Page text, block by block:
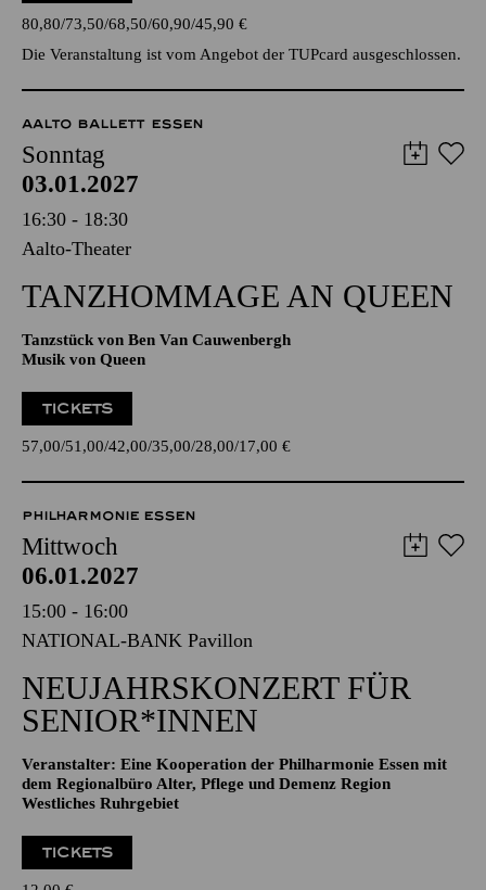
TICKETS
80,80 73,50 68,50 60,90 45,90€
Die Veranstaltung ist vom Angebot der TUPcard ausgeschlossen.
AALTO BALLETT ESSEN
Sonntag
03.01.2027
16:30 - 18:30
TANZ­HOMMAGE AN QUEEN
Tanzstück von Ben Van Cauwenbergh
Musik von Queen
57,00 51,00 42,00 35,00
PHILHARMONIE ESSEN
Mittwoch
06.01.2027
15:00 - 16:00
NATIONAL-BANK Pavillon
NEUJAHRSKONZERT FÜR
SENIOR*INNEN
dem Regionalbüro Alter, Pflege und Demenz Region
Westliches Ruhrgebiet